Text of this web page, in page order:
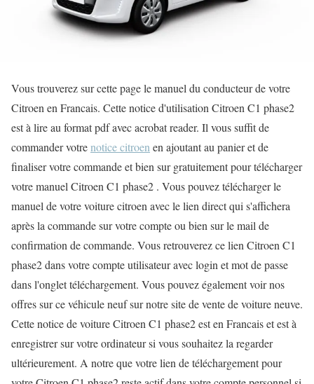
Vous trouverez sur cette page le manuel du conducteur de votre
Citroen en Francais. Cette notice d'utilisation Citroen C1 phase2
est à lire au format pdf avec acrobat reader. Il vous suffit de
commander votrenotice citroen en ajoutant au panier et de
finaliser votre commande et bien sur gratuitement pour télécharger
votre manuel Citroen C1 phase2 . Vous pouvez télécharger le
manuel de votre voiture citroen avec le lien direct qui s'affichera
après la commande sur votre compte ou bien sur le mail de
confirmation de commande. Vous retrouverez ce lien Citroen C1
phase2 dans votre compte utilisateur avec login et mot de passe
dans l'onglet téléchargement. Vous pouvez également voir nos
offres sur ce véhicule neuf sur notre site de vente de voiture neuve.
Cette notice de voiture Citroen C1 phase2 est en Francais et est à
enregistrer sur votre ordinateur si vous souhaitez la regarder
ultérieurement. A notre que votre lien de téléchargement pour